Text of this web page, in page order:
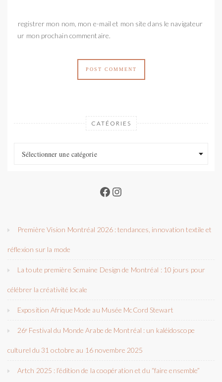
Enregistrer mon nom, mon e-mail et mon site dans le navigateur
pour mon prochain commentaire.
CATÉORIES
Sélectionner une catégorie
Facebook
Instagram
Première Vision Montréal 2026 : tendances, innovation textile et
réflexion sur la mode
La toute première Semaine Design de Montréal : 10 jours pour
célébrer la créativité locale
Exposition Afrique Mode au Musée McCord Stewart
26ᵉ Festival du Monde Arabe de Montréal : un kaléidoscope
culturel du 31 octobre au 16 novembre 2025
Artch 2025 : l’édition de la coopération et du “faire ensemble”